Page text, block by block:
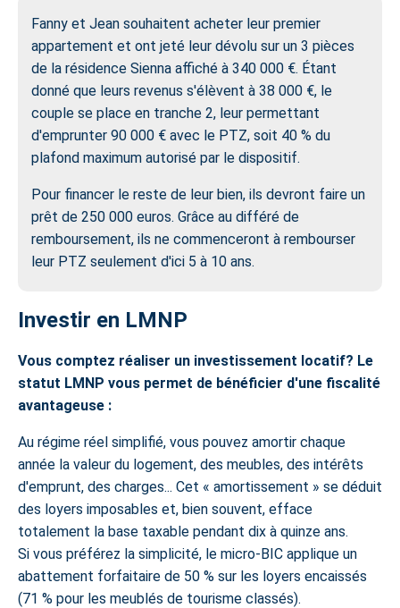
Fanny et Jean souhaitent acheter leur premier
appartement et ont jeté leur dévolu sur un 3 pièces
de la résidence Sienna affiché à 340 000 €. Étant
donné que leurs revenus s'élèvent à 38 000 €, le
couple se place en tranche 2, leur permettant
d'emprunter 90 000 € avec le PTZ, soit 40 % du
plafond maximum autorisé par le dispositif.
Pour financer le reste de leur bien, ils devront faire un
prêt de 250 000 euros. Grâce au différé de
remboursement, ils ne commenceront à rembourser
leur PTZ seulement d'ici 5 à 10 ans.
Investir en LMNP
Vous comptez réaliser un investissement locatif? Le
statut LMNP vous permet de bénéficier d'une fiscalité
avantageuse :
Au régime réel simplifié, vous pouvez amortir chaque
année la valeur du logement, des meubles, des intérêts
d'emprunt, des charges... Cet « amortissement » se déduit
des loyers imposables et, bien souvent, efface
totalement la base taxable pendant dix à quinze ans.
Si vous préférez la simplicité, le micro-BIC applique un
abattement forfaitaire de 50 % sur les loyers encaissés
(71 % pour les meublés de tourisme classés).